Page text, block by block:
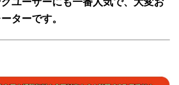
ターです。